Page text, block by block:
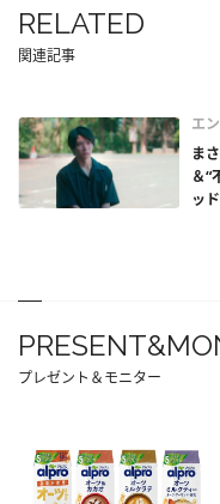
RELATED
関連記事
エ
ま
＆“
ッ
プレゼント＆モニター